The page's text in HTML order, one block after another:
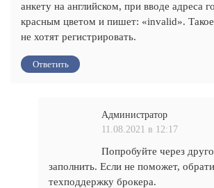
анкету на английском, при вводе адреса
красным цветом и пишет: «invalid».
не хотят регистрировать.
Ответить
Администратор
11.08.2021 в 12:17
Попробуйте через
заполнить. Если не поможет,
техподдержку брокера.